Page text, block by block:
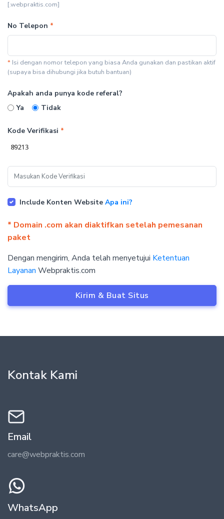
[.webpraktis.com]
No Telepon *
* Isi dengan nomor telepon yang biasa Anda gunakan dan pastikan aktif
(supaya bisa dihubungi jika butuh bantuan)
Apakah anda punya kode referal?
Ya
Tidak
Kode Verifikasi *
Include Konten Website Apa ini?
* Domain .com akan diaktifkan setelah pemesanan
paket
Dengan mengirim, Anda telah menyetujui Ketentuan
Layanan Webpraktis.com
Kirim & Buat Situs
Kontak Kami
Email
care@webpraktis.com
WhatsApp